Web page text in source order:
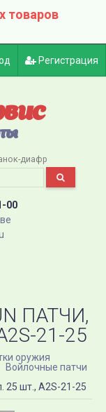
товаров
Регистрация
диафр
00
ПАТЧИ,
21-25
оружия
Войлочные патчи
25 шт., A2S-21-25